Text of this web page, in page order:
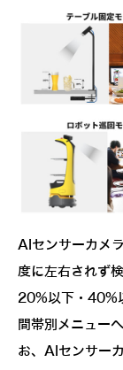
AIセンサーカメ
度に左右されず
20%以下・40%
間帯別メニュー
お、AIセンサー